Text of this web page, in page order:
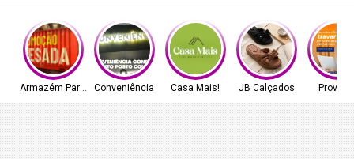
Armazém ParaíbaConveniência Casa Mais! JB Calçados